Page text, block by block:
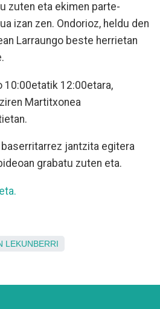
zuten eta ekimen parte-
izan zen. Ondorioz, heldu den
Larraungo beste herrietan
10:00etatik 12:00etara,
Martitxonea
baserritarrez jantzita egitera
grabatu zuten eta.
LEKUNBERRI